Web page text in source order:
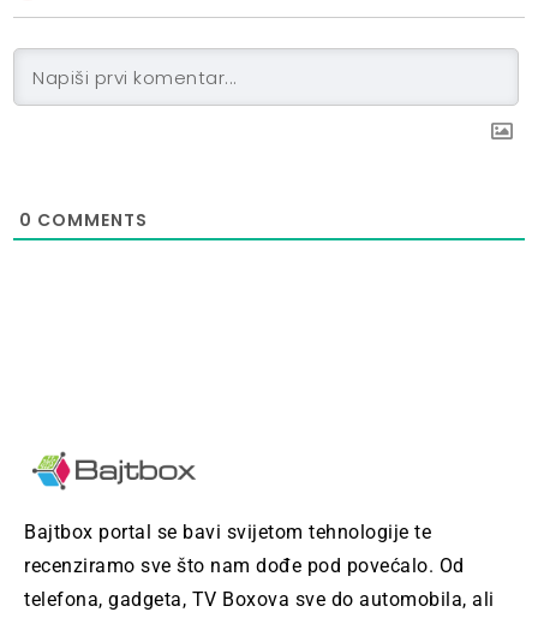
0 COMMENTS
Bajtbox portal se bavi svijetom tehnologije te
recenziramo sve što nam dođe pod povećalo. Od
telefona, gadgeta, TV Boxova sve do automobila, ali